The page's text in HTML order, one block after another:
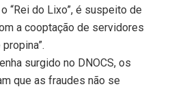
“Rei do Lixo”, é suspeito de
a cooptação de servidores
surgido no DNOCS, os
que as fraudes não se